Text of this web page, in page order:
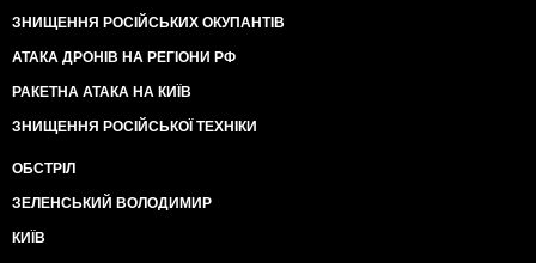
ЗНИЩЕННЯ РОСІЙСЬКИХ ОКУПАНТІВ
АТАКА ДРОНІВ НА РЕГІОНИ РФ
РАКЕТНА АТАКА НА КИЇВ
ЗНИЩЕННЯ РОСІЙСЬКОЇ ТЕХНІКИ
ОБСТРІЛ
ЗЕЛЕНСЬКИЙ ВОЛОДИМИР
КИЇВ